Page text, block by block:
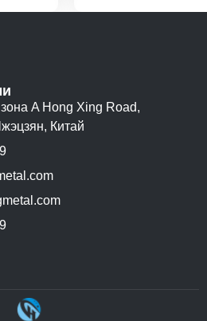
A Hong Xing Road,
Китай